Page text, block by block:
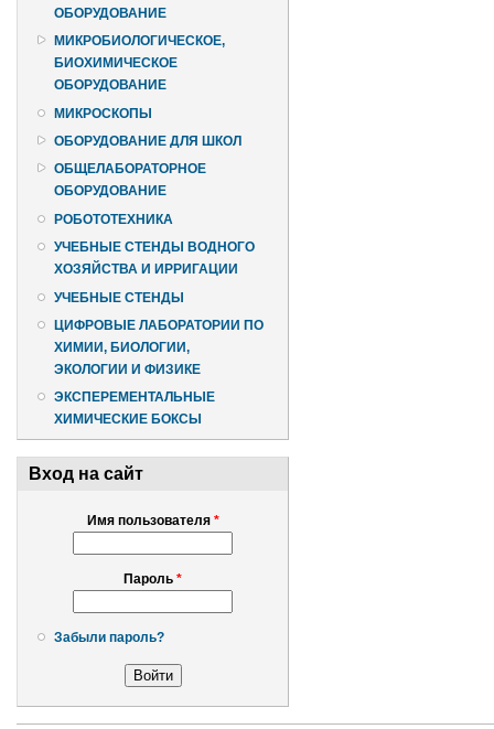
ОБОРУДОВАНИЕ
МИКРОБИОЛОГИЧЕСКОЕ,
БИОХИМИЧЕСКОЕ
ОБОРУДОВАНИЕ
МИКРОСКОПЫ
ОБОРУДОВАНИЕ ДЛЯ ШКОЛ
ОБЩЕЛАБОРАТОРНОЕ
ОБОРУДОВАНИЕ
РОБОТОТЕХНИКА
УЧЕБНЫЕ СТЕНДЫ ВОДНОГО
ХОЗЯЙСТВА И ИРРИГАЦИИ
УЧЕБНЫЕ СТЕНДЫ
ЦИФРОВЫЕ ЛАБОРАТОРИИ ПО
ХИМИИ, БИОЛОГИИ,
ЭКОЛОГИИ И ФИЗИКЕ
ЭКСПЕРЕМЕНТАЛЬНЫЕ
ХИМИЧЕСКИЕ БОКСЫ
Вход на сайт
Имя пользователя *
Пароль *
Забыли пароль?